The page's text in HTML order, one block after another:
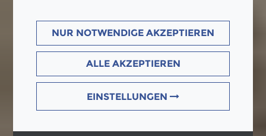
NUR NOTWENDIGE AKZEPTIEREN
ALLE AKZEPTIEREN
EINSTELLUNGEN